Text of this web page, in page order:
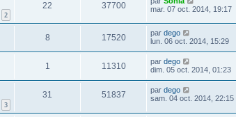
2
22 37700
mar. 07 oct. 2014, 19:17
8 17520 par dego
lun. 06 oct. 2014, 15:29
1 11310 par dego
dim. 05 oct. 2014, 01:23
3
31 51837 par dego
sam. 04 oct. 2014, 22:15